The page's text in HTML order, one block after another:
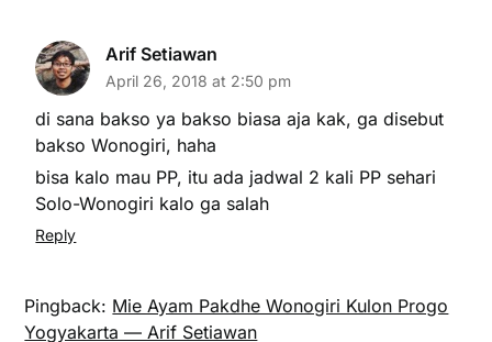
Arif Setiawan
April 26, 2018 at 2:50 pm
di sana bakso ya bakso biasa aja kak, ga disebut
bakso Wonogiri, haha
bisa kalo mau PP, itu ada jadwal 2 kali PP sehari
Solo-Wonogiri kalo ga salah
Reply
Pingback: Mie Ayam Pakdhe Wonogiri Kulon Progo
Yogyakarta — Arif Setiawan